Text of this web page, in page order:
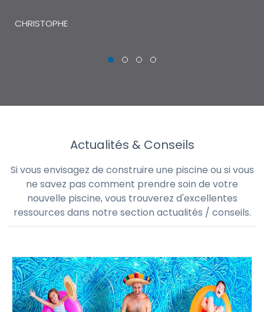
CHRISTOPHE
Actualités & Conseils
Si vous envisagez de construire une piscine ou si vous
ne savez pas comment prendre soin de votre
nouvelle piscine, vous trouverez d'excellentes
ressources dans notre section actualités / conseils.